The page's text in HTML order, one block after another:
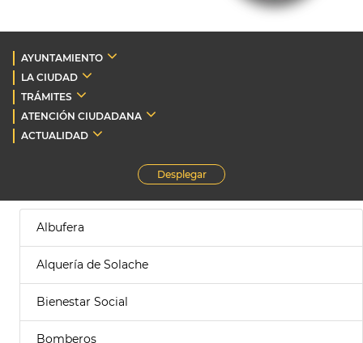
AYUNTAMIENTO
LA CIUDAD
TRÁMITES
ATENCIÓN CIUDADANA
ACTUALIDAD
Desplegar
Albufera
Alquería de Solache
Bienestar Social
Bomberos